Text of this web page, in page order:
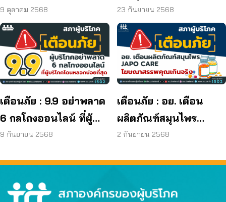
เดย์ ยุติกิจการ ไม่คืนเงิน
ผู้บริโภค
9 ตุลาคม 2568
โรค และพบแบคทีเรีย
ยีสต์ และรา เกิน
มาตรฐานกำหนด ใน
ผลิตภัณฑ์ย้อมผม
23 กันยายน 2568
เตือนภัย : 9.9 อย่าพลาด
6 กลโกงออนไลน์ ที่ผู้
บริโภคโดนหลอกบ่อย
9 กันยายน 2568
เตือนภัย : อย. เตือน
ผลิตภัณฑ์สมุนไพร
JAPO CARE โฆษณา
2 กันยายน 2568